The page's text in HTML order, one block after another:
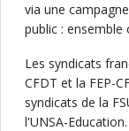
via une
public : ensemble
Les syndicats
CFDT et la FEP-
syndicats de la
l'UNSA-Education.